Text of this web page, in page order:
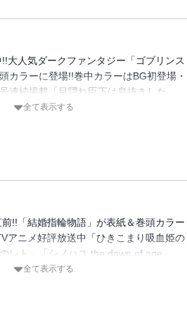
ズ：マンダロリアン」監修：ルーカスフ
・ディズニー・カンパニー 漫画：大沢
小林立 作画：五十嵐あぐり／「逃がし
あげた魚が大きすぎた件」原作：ももよ
ノベル） 漫画：ながと牡蠣／「四季
れた世界で春を司るお仕事します～」原
：漆児 皐／「お伽の匣のレト」著者：
一般社団法人 阿寒アイヌコンサルン／
た剣士」原作：高光晶（角川スニーカー
） 作画：ねこクラゲ 構成：七緒一
のとうこ／「ゴブリンスレイヤー」原
／ＳＢクリエイティブ刊） 作画：黒瀬
：神奈月昇／「ゴブリンスレイヤー：デ
原作：蝸牛くも(GA文庫/SBクリエイテ
記-」地主／「後宮灼姫伝～妹の身代わ
間にか皇帝や将軍に寵愛されています
薫久 漫画：さくみね／「モスクワ
文庫/SBクリエイティブ刊) 作画：関
原案：神奈月昇／「スター・ウォーズ：
ルーカスフィルム 原案：ウォルト・デ
漫画：大沢祐輔／「獄卒クラーケン」原
大人気ダークファンタジー「ゴブリンス
カラーに登場!!巻中カラーはBG初登場・
連続掲載「目隠れ臣下は息抜きした
張掲載「処刑された賢者はリッチに転生
蝸牛くも（GA文庫／ＳＢクリエイティ
キャラクター原案：神奈月昇／「ゴブ
イン・ザ・ライフ」原作：蝸牛くも(GA
刊) 作画：マツセダイチ キャラクター
クワ2160」原作：蝸牛くも(GA文庫/SB
：関根光太郎 キャラクター原案：神
全て表示する
!!「結婚指輪物語」が表紙＆巻頭カラー
アニメ好評放送中「ひきこまり吸血姫の
レト」「シノハユ the dawn of age」
術師と呼ばれた剣士」全５作品!!※紙で
全て表示する